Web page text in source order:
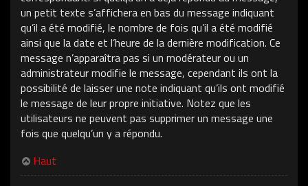
un petit texte s’affichera en bas du message indiquant
qu’il a été modifié, le nombre de fois qu’il a été modifié
ainsi que la date et l’heure de la dernière modification. Ce
message n’apparaîtra pas si un modérateur ou un
administrateur modifie le message, cependant ils ont la
possibilité de laisser une note indiquant qu’ils ont modifié
le message de leur propre initiative. Notez que les
utilisateurs ne peuvent pas supprimer un message une
fois que quelqu’un y a répondu.
Haut